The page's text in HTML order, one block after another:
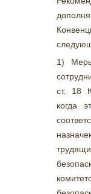
1)
ст. 18
когда